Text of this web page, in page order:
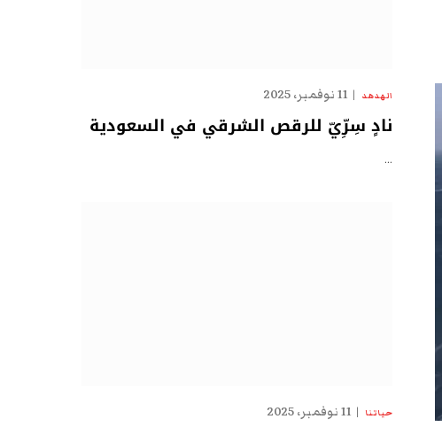
الهدهد 11 نوفمبر، 2025
نادٍ سِرِّيّ للرقص الشرقي في السعودية
…
حياتنا 11 نوفمبر، 2025